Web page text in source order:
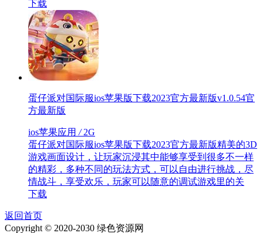
下载
蛋仔派对国际服ios苹果版下载2023官方最新版v1.0.54官
方最新版
ios苹果应用 /2G
蛋仔派对国际服ios苹果版下载2023官方最新版精美的3D
游戏画面设计，让玩家沉浸其中能够享受到很多不一样
的精彩，多种不同的玩法方式，可以自由进行挑战，尽
情战斗，享受欢乐，玩家可以随意的调试游戏里的关
下载
返回首页
Copyright © 2020-2030 绿色资源网